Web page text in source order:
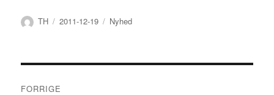
Forfatter
TH Udgivet
2011-12-19 Kategorier
Nyhed
FORRIGE